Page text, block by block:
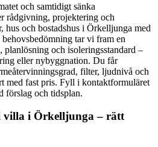
och samtidigt sänka
rådgivning, projektering och
och bostadshus i Örkelljunga med
tar vi fram en
planlösning och isoleringsstandard –
eller nybyggnation. Du får
filter, ljudnivå och
med fast pris. Fyll i kontaktformuläret
förslag och tidsplan.
villa i Örkelljunga – rätt